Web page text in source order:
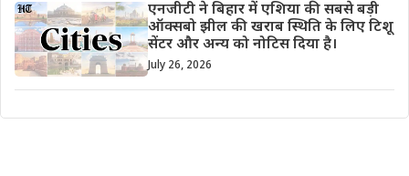
एनजीटी ने बिहार में एशिया की सबसे बड़ी
ऑक्सबो झील की खराब स्थिति के लिए टिशू
सेंटर और अन्य को नोटिस दिया है।
July 26, 2026